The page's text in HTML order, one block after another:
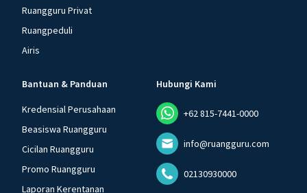
Ruangguru Privat
Ruangpeduli
Airis
Bantuan & Panduan
Kredensial Perusahaan
Beasiswa Ruangguru
Cicilan Ruangguru
Promo Ruangguru
Laporan Kerentanan
Hubungi Kami
+62 815-7441-0000
info@ruangguru.com
02130930000